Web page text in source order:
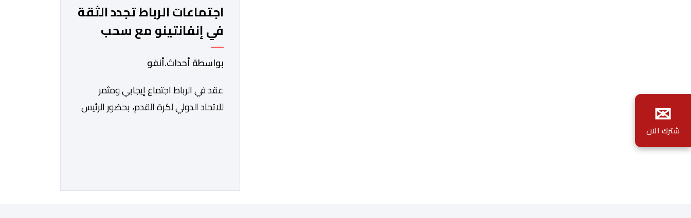
اجتماعات الرباط تجدد الثقة
في إنفانتينو مع سحب
مشروع الفيفا
بواسطة أحداث.أنفو
عقد في الرباط اجتماع إيجابي ومثمر
للاتحاد الدولي لكرة القدم، بحضور الرئيس
الثقة المتبادلة بين القيادة التنفيذية
✉
شترك الآن